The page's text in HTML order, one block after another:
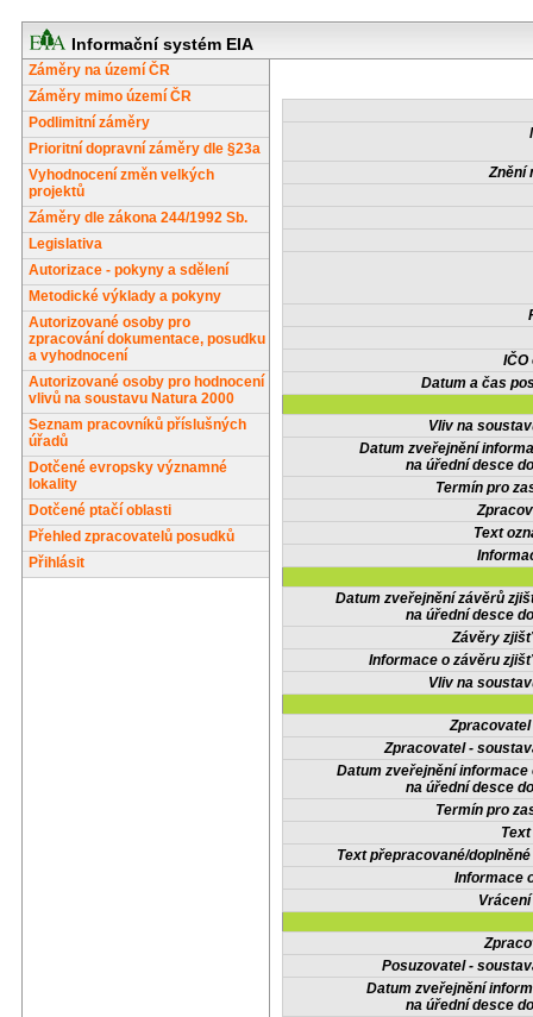
Informační systém EIA
Záměry na území ČR
Záměry mimo území ČR
Podlimitní záměry
Prioritní dopravní záměry dle §23a
Vyhodnocení změn velkých
projektů
Záměry dle zákona 244/1992 Sb.
Legislativa
Autorizace - pokyny a sdělení
Metodické výklady a pokyny
Autorizované osoby pro
zpracování dokumentace, posudku
a vyhodnocení
Autorizované osoby pro hodnocení
vlivů na soustavu Natura 2000
Seznam pracovníků příslušných
úřadů
Dotčené evropsky významné
lokality
Dotčené ptačí oblasti
Přehled zpracovatelů posudků
Přihlásit
Znění
IČO
Datum a čas
Vliv na
Datum zveřejnění
na úřední desce
Termín pro
Text
Datum zveřejnění závěrů
na úřední desce
Závěry
Informace o závěru
Vliv na
Zpracovatel -
Datum zveřejnění informace
na úřední desce
Termín pro
Text přepracované/
Informace
Posuzovatel -
Datum zveřejnění
na úřední desce